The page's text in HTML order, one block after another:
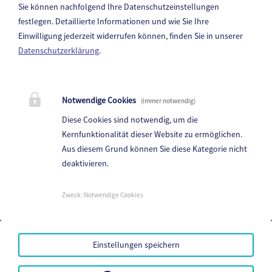
Telefon:+43 4359/2221-0
Fax: +43 4359/2221-24
E-Mail:reichenfels@ktn.gde.at
Heute,8:00 - 12:00 Uhr
Heute,8:00 - 12:00 Uhr
Mehr...
Amtssignatur
Sie können nachfolgend Ihre Datenschutzeinstellungen
festlegen. Detaillierte Informationen und wie Sie Ihre
Einwilligung jederzeit widerrufen können, finden Sie in unserer
Datenschutzerklärung.
Notwendige Cookies (immer notwendig)
Diese Cookies sind notwendig, um die
Kernfunktionalität dieser Website zu ermöglichen.
Aus diesem Grund können Sie diese Kategorie nicht
deaktivieren.
Zweck: Notwendige Cookies
Einstellungen speichern